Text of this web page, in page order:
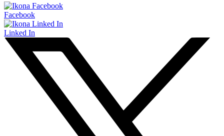
Facebook
Linked In